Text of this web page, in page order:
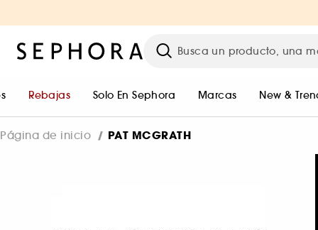
Rebajas Solo En Sephora Marcas New &
Página de inicio PAT MCGRATH